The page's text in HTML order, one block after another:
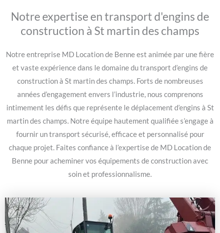
Notre expertise en transport d'engins de
construction à St martin des champs
Notre entreprise MD Location de Benne est animée par une fière
et vaste expérience dans le domaine du transport d’engins de
construction à St martin des champs. Forts de nombreuses
années d’engagement envers l’industrie, nous comprenons
intimement les défis que représente le déplacement d’engins à St
martin des champs. Notre équipe hautement qualifiée s’engage à
fournir un transport sécurisé, efficace et personnalisé pour
chaque projet. Faites confiance à l’expertise de MD Location de
Benne pour acheminer vos équipements de construction avec
soin et professionnalisme.